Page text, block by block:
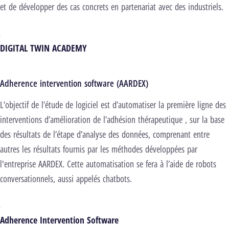
et de développer des cas concrets en partenariat avec des industriels.
DIGITAL TWIN ACADEMY
Adherence intervention software (AARDEX)
L’objectif de l’étude de logiciel est d’automatiser la première ligne des
interventions d’amélioration de l’adhésion thérapeutique , sur la base
des résultats de l’étape d’analyse des données, comprenant entre
autres les résultats fournis par les méthodes développées par
l'entreprise AARDEX. Cette automatisation se fera à l’aide de robots
conversationnels, aussi appelés chatbots.
Adherence Intervention Software